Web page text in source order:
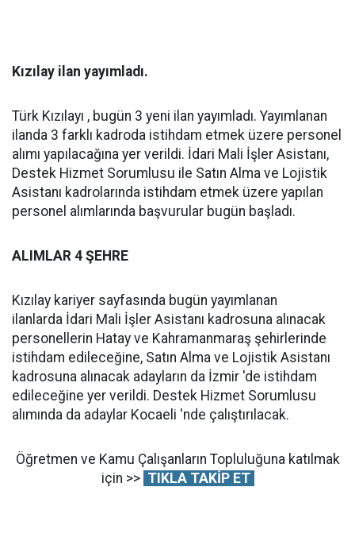
Kızılay ilan yayımladı.
Türk Kızılayı , bugün 3 yeni ilan yayımladı. Yayımlanan
ilanda 3 farklı kadroda istihdam etmek üzere personel
alımı yapılacağına yer verildi. İdari Mali İşler Asistanı,
Destek Hizmet Sorumlusu ile Satın Alma ve Lojistik
Asistanı kadrolarında istihdam etmek üzere yapılan
personel alımlarında başvurular bugün başladı.
ALIMLAR 4 ŞEHRE
Kızılay kariyer sayfasında bugün yayımlanan
ilanlarda İdari Mali İşler Asistanı kadrosuna alınacak
personellerin Hatay ve Kahramanmaraş şehirlerinde
istihdam edileceğine, Satın Alma ve Lojistik Asistanı
kadrosuna alınacak adayların da İzmir 'de istihdam
edileceğine yer verildi. Destek Hizmet Sorumlusu
alımında da adaylar Kocaeli 'nde çalıştırılacak.
Öğretmen ve Kamu Çalışanların Topluluğuna katılmak
için >> TIKLA TAKİP ET